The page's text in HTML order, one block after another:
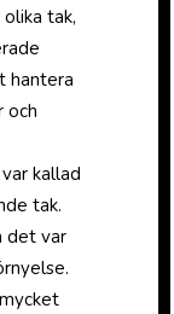
tak,
hantera
och
kallad
tak.
det var